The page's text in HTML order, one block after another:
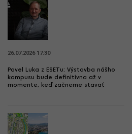
26.07.2026 17:30
Pavel Luka z ESETu: Výstavba nášho
kampusu bude definitívna až v
momente, keď začneme stavať